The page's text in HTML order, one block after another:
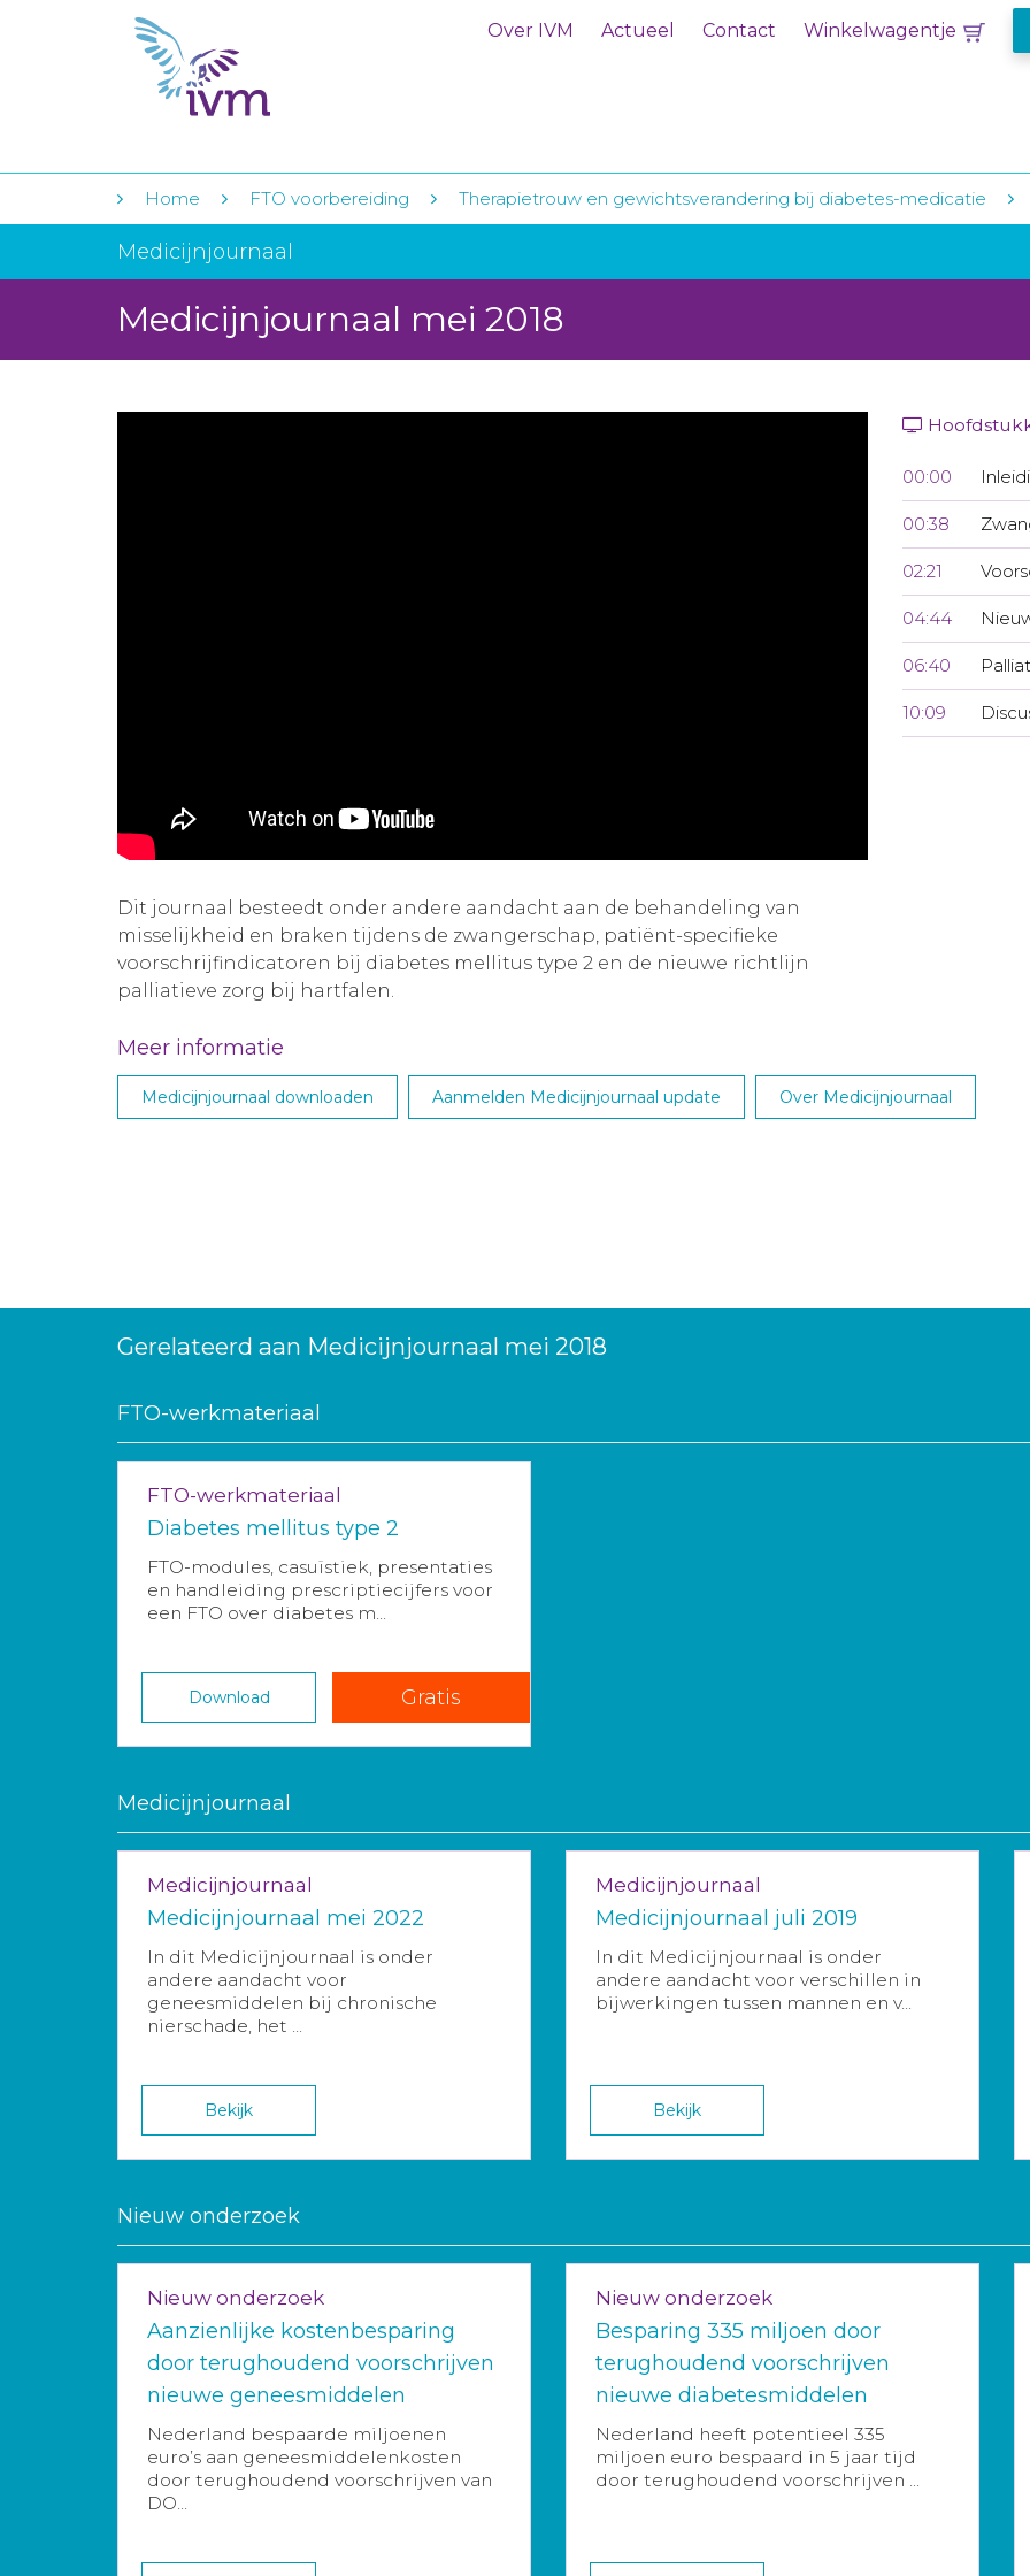
Over IVM Actueel Contact Winkelwagentje
Home FTO voorbereiding Therapietrouw en gewichtsverandering bij diabetes-medicatie
Medicijnjournaal
Medicijnjournaal mei 2018
00:00
00:38
02:21
04:44
06:40
10:09
Dit journaal besteedt onder andere aandacht aan de behandeling van
misselijkheid en braken tijdens de zwangerschap, patiënt-specifieke
voorschrijfindicatoren bij diabetes mellitus type 2 en de nieuwe richtlijn
palliatieve zorg bij hartfalen.
Meer informatie
Medicijnjournaal downloaden Aanmelden Medicijnjournaal update Over Medicijnjournaal
Gerelateerd aan Medicijnjournaal mei 2018
FTO-werkmateriaal
FTO-werkmateriaal
Diabetes mellitus type 2
FTO-modules, casuïstiek, presentaties
en handleiding prescriptiecijfers voor
een FTO over diabetes m...
Download Gratis
Medicijnjournaal
Medicijnjournaal
Medicijnjournaal mei 2022
In dit Medicijnjournaal is onder
andere aandacht voor
geneesmiddelen bij chronische
nierschade, het ...
Bekijk
Medicijnjournaal
Medicijnjournaal juli 2019
In dit Medicijnjournaal is onder
andere aandacht voor verschillen in
bijwerkingen tussen mannen en v...
Bekijk
Nieuw onderzoek
Nieuw onderzoek
Aanzienlijke kostenbesparing
door terughoudend voorschrijven
nieuwe geneesmiddelen
Nederland bespaarde miljoenen
euro’s aan geneesmiddelenkosten
door terughoudend voorschrijven van
DO...
Nieuw onderzoek
Besparing 335 miljoen door
terughoudend voorschrijven
nieuwe diabetesmiddelen
Nederland heeft potentieel 335
miljoen euro bespaard in 5 jaar tijd
door terughoudend voorschrijven ...